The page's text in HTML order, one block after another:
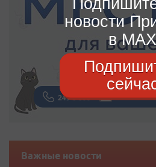
Важные новости
новости
в